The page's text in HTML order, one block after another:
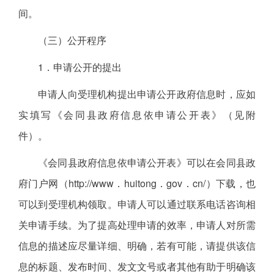
间。
（三）公开程序
1．申请公开的提出
申请人向受理机构提出申请公开政府信息时，应如
实填写《会同县政府信息依申请公开表》（见附
件）。
《会同县政府信息依申请公开表》可以在会同县政
府门户网（http://www．huitong．gov．cn/）下载，也
可以到受理机构领取。申请人可以通过联系电话咨询相
关申请手续。为了提高处理申请的效率，申请人对所需
信息的描述应尽量详细、明确，若有可能，请提供该信
息的标题、发布时间、发文文号或者其他有助于明确该